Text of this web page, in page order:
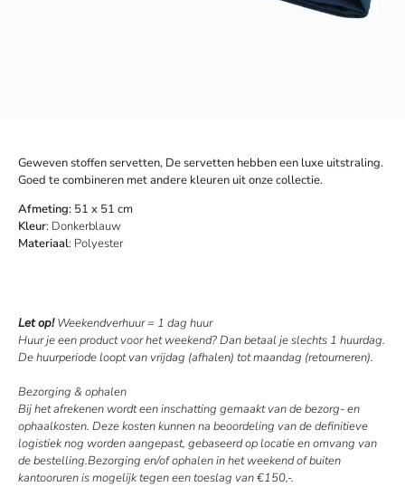
Geweven stoffen servetten, De servetten hebben een luxe uitstraling.
Goed te combineren met andere kleuren uit onze collectie.
Afmeting: 51 x 51 cm
Kleur: Donkerblauw
Materiaal: Polyester
Let op!Weekendverhuur = 1 dag huur
Huur je een product voor het weekend? Dan betaal je slechts 1 huurdag.
De huurperiode loopt van vrijdag (afhalen) tot maandag (retourneren).
Bezorging & ophalen
Bij het afrekenen wordt een inschatting gemaakt van de bezorg- en
ophaalkosten. Deze kosten kunnen na beoordeling van de definitieve
logistiek nog worden aangepast, gebaseerd op locatie en omvang van
de bestelling.Bezorging en/of ophalen in het weekend of buiten
kantooruren is mogelijk tegen een toeslag van €150,-.